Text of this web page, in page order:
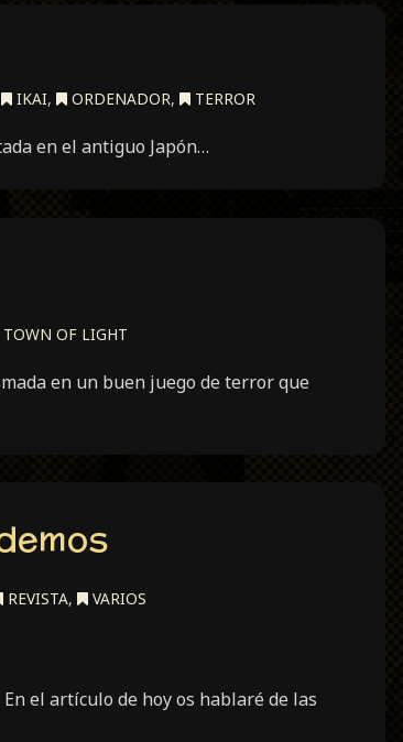
IKAI, ORDENADOR, TERROR
en el antiguo Japón…
TOWN OF LIGHT
en un buen juego de terror que
REVISTA, VARIOS
el artículo de hoy os hablaré de las